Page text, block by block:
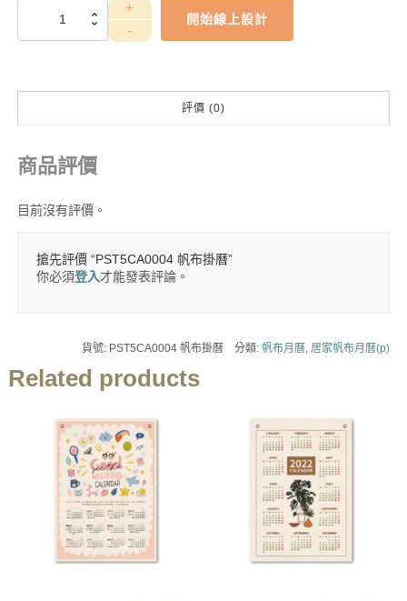
PST5CA0004
開始線上設計
評價 (0)
商品評價
目前沒有評價。
搶先評價 “PST5CA0004 帆布掛曆”
你必須登入才能發表評論。
貨號: PST5CA0004 帆布掛曆 分類:帆布月曆 居家帆布月曆(p)
Related products